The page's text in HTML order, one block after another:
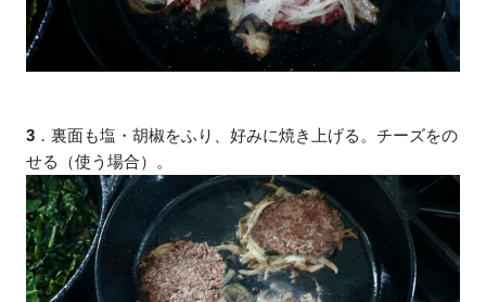
3 ．裏面も塩・胡椒をふり、好みに焼き上げる。チーズをの
せる（使う場合）。